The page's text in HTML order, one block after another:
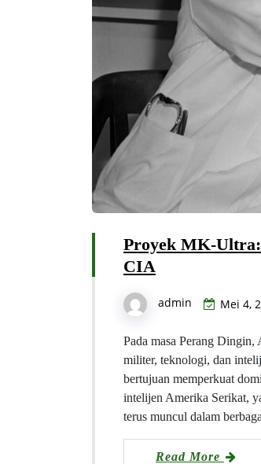
Proyek MK-
CIA
admin Mei 4,
Pada masa Perang
militer, teknologi, dan
bertujuan memperkuat
intelijen Amerika Serikat,
terus muncul dalam
Read More